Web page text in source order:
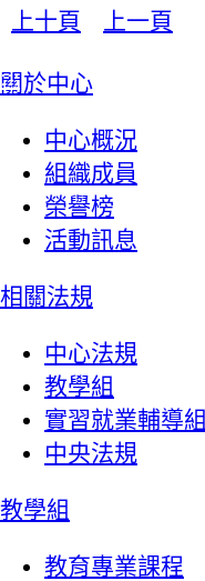
上十頁 上一頁
:::
關於中心
中心概況
組織成員
榮譽榜
活動訊息
相關法規
中心法規
教學組
實習就業輔導組
中央法規
教學組
教育專業課程